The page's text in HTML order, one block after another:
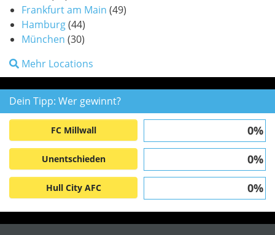
Frankfurt am Main (49)
Hamburg(44)
München (30)
Mehr Locations
Dein Tipp: Wer gewinnt?
FC Millwall 0%
Unentschieden 0%
Hull City AFC 0%